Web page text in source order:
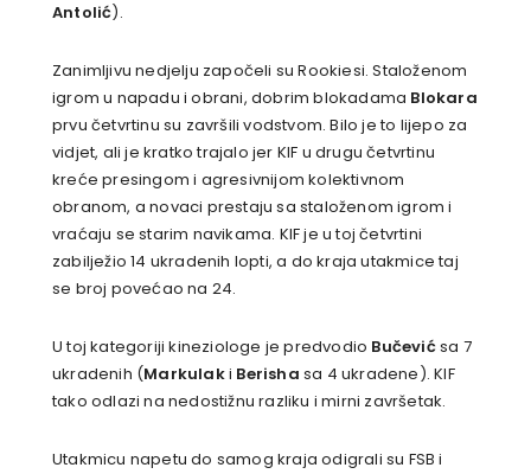
Antolić).
Zanimljivu nedjelju započeli su Rookiesi. Staloženom
igrom u napadu i obrani, dobrim blokadama Blokara
prvu četvrtinu su završili vodstvom. Bilo je to lijepo za
vidjet, ali je kratko trajalo jer KIF u drugu četvrtinu
kreće presingom i agresivnijom kolektivnom
obranom, a novaci prestaju sa staloženom igrom i
vraćaju se starim navikama. KIF je u toj četvrtini
zabilježio 14 ukradenih lopti, a do kraja utakmice taj
se broj povećao na 24.
U toj kategoriji kineziologe je predvodio Bučevićsa 7
ukradenih (Markulaki Berisha sa 4 ukradene). KIF
tako odlazi na nedostižnu razliku i mirni završetak.
Utakmicu napetu do samog kraja odigrali su FSB i